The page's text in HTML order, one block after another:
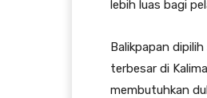
lebih luas bagi
Balikpapan
terbesar di
membutuhkan